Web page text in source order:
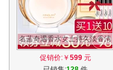
名蓝奇遇香水女士持久淡香清
新75ml法国魅力留香女人味正
品送小样
促销价:￥ 599元